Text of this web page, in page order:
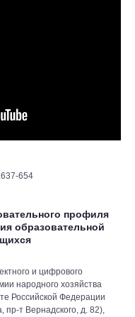
654
профиля
образовательной
и цифрового
народного хозяйства
Российской Федерации
пр-т Вернадского, д. 82),